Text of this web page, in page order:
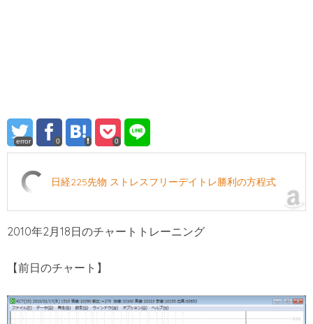
error 0 0
日経225先物 ストレスフリーデイトレ勝利の方程式
2010年2月18日のチャートトレーニング
【前日のチャート】